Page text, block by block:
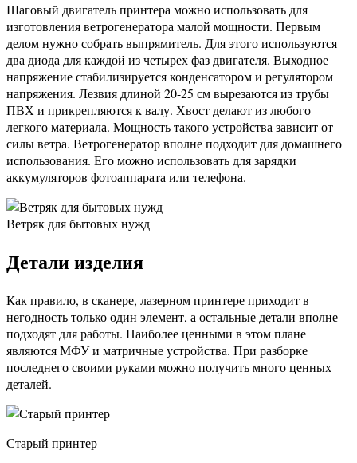
Шаговый двигатель принтера можно использовать для
изготовления ветрогенератора малой мощности. Первым
делом нужно собрать выпрямитель. Для этого используются
два диода для каждой из четырех фаз двигателя. Выходное
напряжение стабилизируется конденсатором и регулятором
напряжения. Лезвия длиной 20-25 см вырезаются из трубы
ПВХ и прикрепляются к валу. Хвост делают из любого
легкого материала. Мощность такого устройства зависит от
силы ветра. Ветрогенератор вполне подходит для домашнего
использования. Его можно использовать для зарядки
аккумуляторов фотоаппарата или телефона.
Ветряк для бытовых нужд
Детали изделия
Как правило, в сканере, лазерном принтере приходит в
негодность только один элемент, а остальные детали вполне
подходят для работы. Наиболее ценными в этом плане
являются МФУ и матричные устройства. При разборке
последнего своими руками можно получить много ценных
деталей.
Старый принтер